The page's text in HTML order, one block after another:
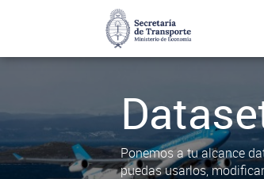
Ponemos a tu alcance
puedas usarlos,